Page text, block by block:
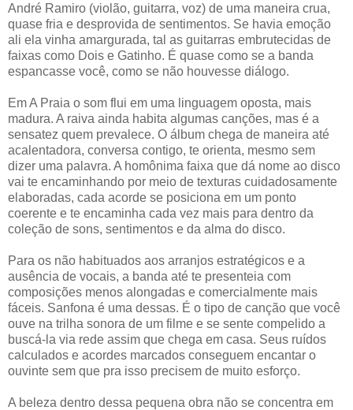
André Ramiro (violão, guitarra, voz) de uma maneira crua,
quase fria e desprovida de sentimentos. Se havia emoção
ali ela vinha amargurada, tal as guitarras embrutecidas de
faixas como Dois e Gatinho. É quase como se a banda
espancasse você, como se não houvesse diálogo.
Em A Praia o som flui em uma linguagem oposta, mais
madura. A raiva ainda habita algumas canções, mas é a
sensatez quem prevalece. O álbum chega de maneira até
acalentadora, conversa contigo, te orienta, mesmo sem
dizer uma palavra. A homônima faixa que dá nome ao disco
vai te encaminhando por meio de texturas cuidadosamente
elaboradas, cada acorde se posiciona em um ponto
coerente e te encaminha cada vez mais para dentro da
coleção de sons, sentimentos e da alma do disco.
Para os não habituados aos arranjos estratégicos e a
ausência de vocais, a banda até te presenteia com
composições menos alongadas e comercialmente mais
fáceis. Sanfona é uma dessas. É o tipo de canção que você
ouve na trilha sonora de um filme e se sente compelido a
buscá-la via rede assim que chega em casa. Seus ruídos
calculados e acordes marcados conseguem encantar o
ouvinte sem que pra isso precisem de muito esforço.
A beleza dentro dessa pequena obra não se concentra em